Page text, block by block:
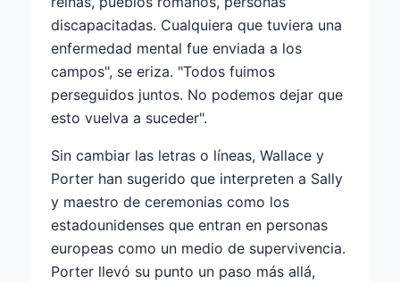
discapacitadas. Cualquiera que tuviera una
enfermedad mental fue enviada a los
campos", se eriza. "Todos fuimos
perseguidos juntos. No podemos dejar que
esto vuelva a suceder".
Sin cambiar las letras o líneas, Wallace y
Porter han sugerido que interpreten a Sally
y maestro de ceremonias como los
estadounidenses que entran en personas
europeas como un medio de supervivencia.
Porter llevó su punto un paso más allá,